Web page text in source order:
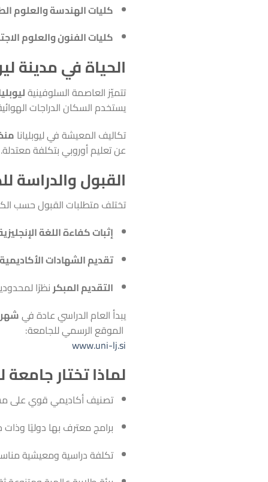
كليات الهندسة والعلوم
كليات الفنون والعلوم
الحياة في مدينة
تتميّز العاصمة السلوفينية
يستخدم السكان الدراجات
تكاليف المعيشة في ليوبليانا
عن تعليم أوروبي بتكلفة معتدلة.
القبول والدراسة
تختلف متطلبات القبول حسب
إثبات كفاءة اللغة
تقديم الشهادات
التقديم المبكر نظرًا
يبدأ العام الدراسي عادة فيشهر
الموقع الرسمي للجامعة:
www.uni-lj.si
لماذا تختار جامعة
تصنيف أكاديمي قوي على
برامج معترف بها دوليًا وذات
تكلفة دراسية ومعيشية